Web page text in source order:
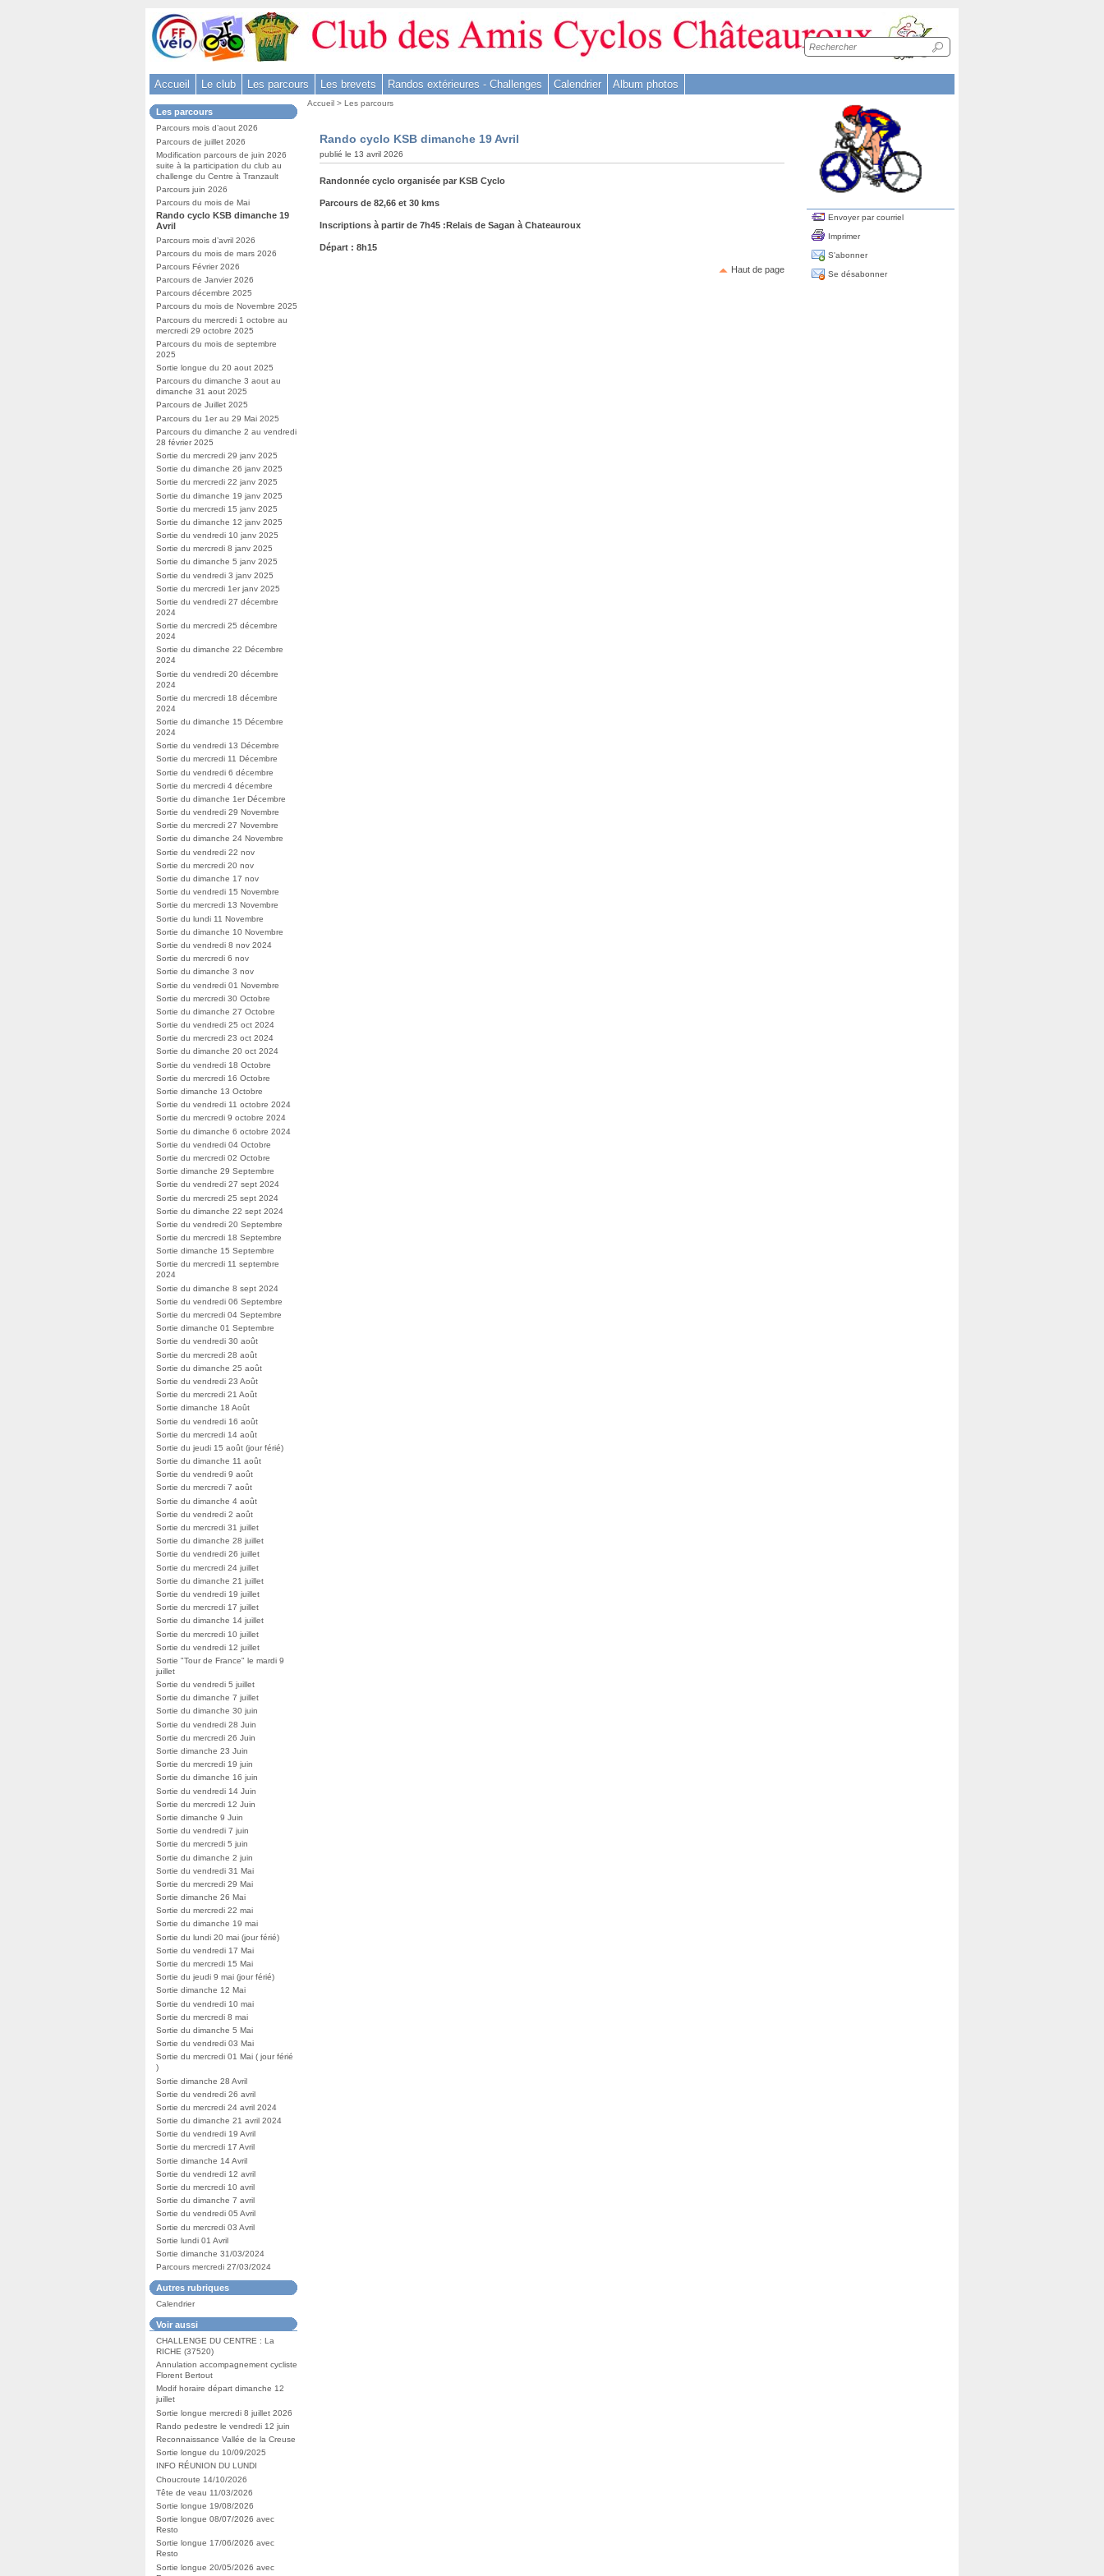
Recherche
sur
site
Accueil Le club Les parcours Les brevets Randos extérieures - Challenges Calendrier Album photos
Dans
la
rubrique
:
Les parcours
Parcours mois d’aout 2026
Parcours de juillet 2026
Modification parcours de juin 2026
suite à la participation du club au
challenge du Centre à Tranzault
Parcours juin 2026
Parcours du mois de Mai
Rando cyclo KSB dimanche 19
Avril
Parcours mois d’avril 2026
Parcours du mois de mars 2026
Parcours Février 2026
Parcours de Janvier 2026
Parcours décembre 2025
Parcours du mois de Novembre 2025
Parcours du mercredi 1 octobre au
mercredi 29 octobre 2025
Parcours du mois de septembre
2025
Sortie longue du 20 aout 2025
Parcours du dimanche 3 aout au
dimanche 31 aout 2025
Parcours de Juillet 2025
Parcours du 1er au 29 Mai 2025
Parcours du dimanche 2 au vendredi
28 février 2025
Sortie du mercredi 29 janv 2025
Sortie du dimanche 26 janv 2025
Sortie du mercredi 22 janv 2025
Sortie du dimanche 19 janv 2025
Sortie du mercredi 15 janv 2025
Sortie du dimanche 12 janv 2025
Sortie du vendredi 10 janv 2025
Sortie du mercredi 8 janv 2025
Sortie du dimanche 5 janv 2025
Sortie du vendredi 3 janv 2025
Sortie du mercredi 1er janv 2025
Sortie du vendredi 27 décembre
2024
Sortie du mercredi 25 décembre
2024
Sortie du dimanche 22 Décembre
2024
Sortie du vendredi 20 décembre
2024
Sortie du mercredi 18 décembre
2024
Sortie du dimanche 15 Décembre
2024
Sortie du vendredi 13 Décembre
Sortie du mercredi 11 Décembre
Sortie du vendredi 6 décembre
Sortie du mercredi 4 décembre
Sortie du dimanche 1er Décembre
Sortie du vendredi 29 Novembre
Sortie du mercredi 27 Novembre
Sortie du dimanche 24 Novembre
Sortie du vendredi 22 nov
Sortie du mercredi 20 nov
Sortie du dimanche 17 nov
Sortie du vendredi 15 Novembre
Sortie du mercredi 13 Novembre
Sortie du lundi 11 Novembre
Sortie du dimanche 10 Novembre
Sortie du vendredi 8 nov 2024
Sortie du mercredi 6 nov
Sortie du dimanche 3 nov
Sortie du vendredi 01 Novembre
Sortie du mercredi 30 Octobre
Sortie du dimanche 27 Octobre
Sortie du vendredi 25 oct 2024
Sortie du mercredi 23 oct 2024
Sortie du dimanche 20 oct 2024
Sortie du vendredi 18 Octobre
Sortie du mercredi 16 Octobre
Sortie dimanche 13 Octobre
Sortie du vendredi 11 octobre 2024
Sortie du mercredi 9 octobre 2024
Sortie du dimanche 6 octobre 2024
Sortie du vendredi 04 Octobre
Sortie du mercredi 02 Octobre
Sortie dimanche 29 Septembre
Sortie du vendredi 27 sept 2024
Sortie du mercredi 25 sept 2024
Sortie du dimanche 22 sept 2024
Sortie du vendredi 20 Septembre
Sortie du mercredi 18 Septembre
Sortie dimanche 15 Septembre
Sortie du mercredi 11 septembre
2024
Sortie du dimanche 8 sept 2024
Sortie du vendredi 06 Septembre
Sortie du mercredi 04 Septembre
Sortie dimanche 01 Septembre
Sortie du vendredi 30 août
Sortie du mercredi 28 août
Sortie du dimanche 25 août
Sortie du vendredi 23 Août
Sortie du mercredi 21 Août
Sortie dimanche 18 Août
Sortie du vendredi 16 août
Sortie du mercredi 14 août
Sortie du jeudi 15 août (jour férié)
Sortie du dimanche 11 août
Sortie du vendredi 9 août
Sortie du mercredi 7 août
Sortie du dimanche 4 août
Sortie du vendredi 2 août
Sortie du mercredi 31 juillet
Sortie du dimanche 28 juillet
Sortie du vendredi 26 juillet
Sortie du mercredi 24 juillet
Sortie du dimanche 21 juillet
Sortie du vendredi 19 juillet
Sortie du mercredi 17 juillet
Sortie du dimanche 14 juillet
Sortie du mercredi 10 juillet
Sortie du vendredi 12 juillet
Sortie "Tour de France" le mardi 9
juillet
Sortie du vendredi 5 juillet
Sortie du dimanche 7 juillet
Sortie du dimanche 30 juin
Sortie du vendredi 28 Juin
Sortie du mercredi 26 Juin
Sortie dimanche 23 Juin
Sortie du mercredi 19 juin
Sortie du dimanche 16 juin
Sortie du vendredi 14 Juin
Sortie du mercredi 12 Juin
Sortie dimanche 9 Juin
Sortie du vendredi 7 juin
Sortie du mercredi 5 juin
Sortie du dimanche 2 juin
Sortie du vendredi 31 Mai
Sortie du mercredi 29 Mai
Sortie dimanche 26 Mai
Sortie du mercredi 22 mai
Sortie du dimanche 19 mai
Sortie du lundi 20 mai (jour férié)
Sortie du vendredi 17 Mai
Sortie du mercredi 15 Mai
Sortie du jeudi 9 mai (jour férié)
Sortie dimanche 12 Mai
Sortie du vendredi 10 mai
Sortie du mercredi 8 mai
Sortie du dimanche 5 Mai
Sortie du vendredi 03 Mai
Sortie du mercredi 01 Mai ( jour férié
)
Sortie dimanche 28 Avril
Sortie du vendredi 26 avril
Sortie du mercredi 24 avril 2024
Sortie du dimanche 21 avril 2024
Sortie du vendredi 19 Avril
Sortie du mercredi 17 Avril
Sortie dimanche 14 Avril
Sortie du vendredi 12 avril
Sortie du mercredi 10 avril
Sortie du dimanche 7 avril
Sortie du vendredi 05 Avril
Sortie du mercredi 03 Avril
Sortie lundi 01 Avril
Sortie dimanche 31/03/2024
Parcours mercredi 27/03/2024
Autres rubriques
Calendrier
Voir aussi
CHALLENGE DU CENTRE : La
RICHE (37520)
Annulation accompagnement cycliste
Florent Bertout
Modif horaire départ dimanche 12
juillet
Sortie longue mercredi 8 juillet 2026
Rando pedestre le vendredi 12 juin
Reconnaissance Vallée de la Creuse
Sortie longue du 10/09/2025
INFO RÉUNION DU LUNDI
Choucroute 14/10/2026
Tête de veau 11/03/2026
Sortie longue 19/08/2026
Sortie longue 08/07/2026 avec
Resto
Sortie longue 17/06/2026 avec
Resto
Sortie longue 20/05/2026 avec
Vous
Accueil >Les parcours
Rando cyclo KSB dimanche 19 Avril
publié le 13 avril 2026
Randonnée cyclo organisée par KSB Cyclo
Parcours de 82,66 et 30 kms
Inscriptions à partir de 7h45 :Relais de Sagan à Chateauroux
Départ : 8h15
Haut de page
Envoyer par courriel
Imprimer
S'abonner
Se désabonner